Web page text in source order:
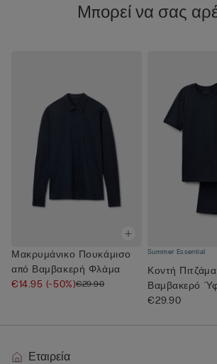
Μπορεί να σας
Μακρυμάνικο Πουκάμισο
από Βαμβακερή Φλάμα
€14.95 (-50%)€29.90
Summer Essential
Κοντή
Βαμβακερό
Superior
€29.90
Εταιρεία